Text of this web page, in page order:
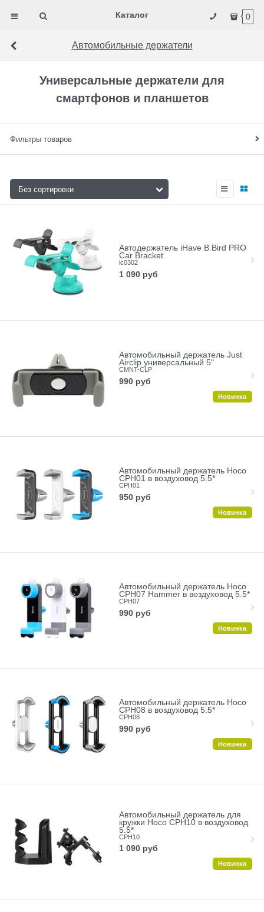
Каталог 0
Автомобильные держатели
Универсальные держатели для
смартфонов и планшетов
Фильтры товаров
Автодержатель iHave B.Bird PRO
Car Bracket
ic0302
1 090 руб
Автомобильный держатель Just
Airclip универсальный 5"
CMNT-CLP
990 руб
Новинка
Автомобильный держатель Hoco
CPH01 в воздуховод 5.5*
CPH01
950 руб
Новинка
Автомобильный держатель Hoco
CPH07 Hammer в воздуховод 5.5*
CPH07
990 руб
Новинка
Автомобильный держатель Hoco
CPH08 в воздуховод 5.5*
CPH08
990 руб
Новинка
Автомобильный держатель для
кружки Hoco CPH10 в воздуховод
5.5*
CPH10
1 090 руб
Новинка